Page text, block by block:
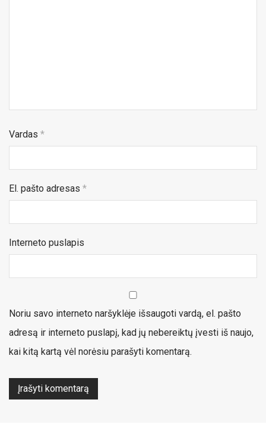
Vardas *
El. pašto adresas *
Interneto puslapis
Noriu savo interneto naršyklėje išsaugoti vardą, el. pašto
adresą ir interneto puslapį, kad jų nebereiktų įvesti iš naujo,
kai kitą kartą vėl norėsiu parašyti komentarą.